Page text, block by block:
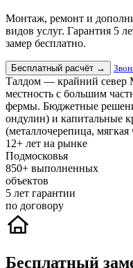
Монтаж, ремонт и
видов услуг. Гарантия 5
замер бесплатно.
Бесплатный расчёт →
Талдом — крайний
местность с большим
фермы. Бюджетные
ондулин) и капитальные
(металлочерепица, мягкая
12+ лет на рынке
Подмосковья
850+ выполненных
объектов
5 лет гарантии
по договору
Бесплатный